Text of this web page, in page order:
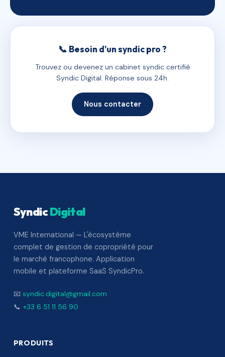
📞 Besoin d'un syndic pro ?
Trouvez ou devenez un cabinet syndic certifié
Syndic Digital. Réponse sous 24h.
Nous contacter
SyndicDigital
VME International — L'écosystème
complet de gestion de copropriété pour
le marché francophone. Application
mobile et plateforme SaaS SyndicPro.
📧 syndic.digital@gmail.com
📞 +33 6 51 11 56 90
PRODUITS